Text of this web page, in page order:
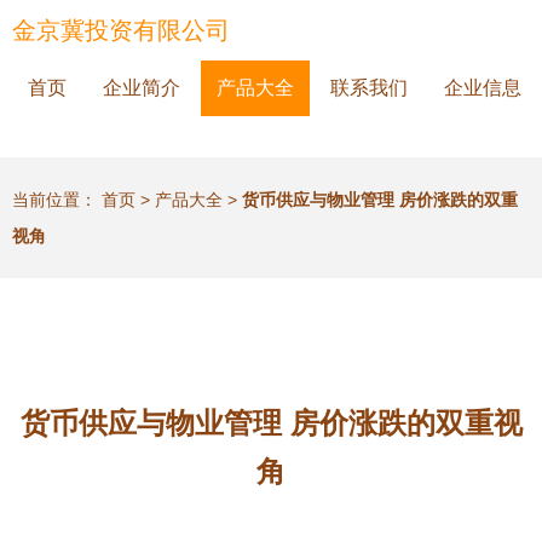
金京冀投资有限公司
首页 企业简介 产品大全 联系我们 企业信息
当前位置： 首页 > 产品大全 > 货币供应与物业管理 房价涨跌的双重
视角
货币供应与物业管理 房价涨跌的双重视
角